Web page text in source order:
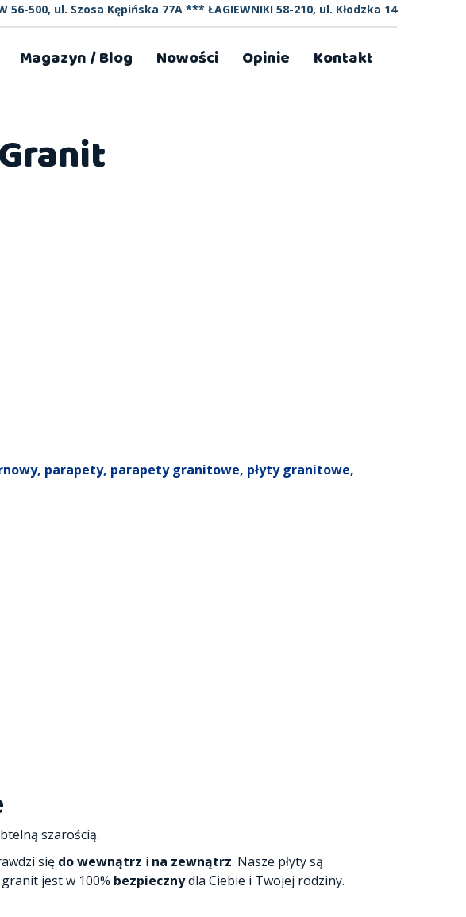
56-500, ul. Szosa Kępińska 77A *** ŁAGIEWNIKI 58-210, ul. Kłodzka 14
Magazyn / Blog Nowości Opinie Kontakt
, parapety, parapety granitowe, płyty granitowe,
szarością.
się do wewnątrz i na zewnątrz. Nasze płyty są
jest w 100% bezpiecznydla Ciebie i Twojej rodziny.